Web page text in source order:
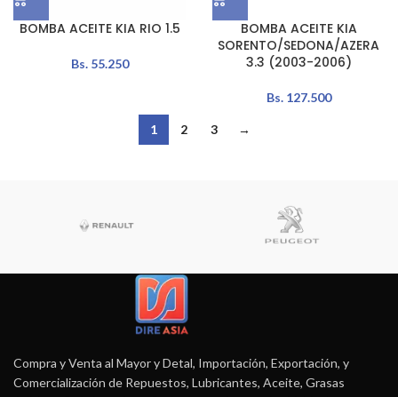
BOMBA ACEITE KIA RIO 1.5
Bs.55.250
BOMBA ACEITE KIA
SORENTO/SEDONA/AZERA
3.3 (2003-2006)
Bs.127.500
1 2 3 →
Compra y Venta al Mayor y Detal, Importación, Exportación, y
Comercialización de Repuestos, Lubricantes, Aceite, Grasas